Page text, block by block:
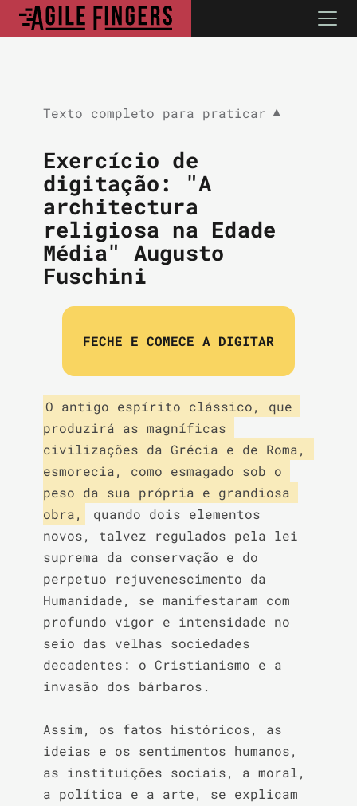
Texto completo para praticar ▼
Exercício de
digitação: "A
architectura
religiosa na Edade
Média" Augusto
Fuschini
FECHE E COMECE A DIGITAR
O antigo espírito clássico, que
produzirá as magníficas
civilizações da Grécia e de Roma,
esmorecia, como esmagado sob o
peso da sua própria e grandiosa
obra,
quando dois elementos
novos, talvez regulados pela lei
suprema da conservação e do
perpetuo rejuvenescimento da
Humanidade, se manifestaram com
profundo vigor e intensidade no
seio das velhas sociedades
decadentes: o Cristianismo e a
invasão dos bárbaros.
Assim, os fatos históricos, as
ideias e os sentimentos humanos,
as instituições sociais, a moral,
a política e a arte, se explicam